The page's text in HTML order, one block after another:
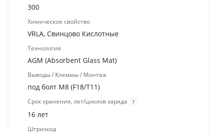
300
Химическое свойство
VRLA, Свинцово Кислотные
Технология
AGM (Absorbent Glass Mat)
Выводы / Клеммы / Монтаж
под болт M8 (F18/T11)
Срок хранения, лет/циклов заряда ?
16 лет
Штрихкод